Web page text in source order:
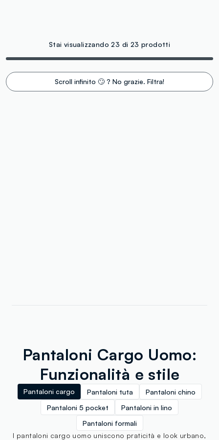
Stai visualizzando 23 di 23 prodotti
Scroll infinito 🙄 ? No grazie. Filtra!
Pantaloni Cargo Uomo:
Funzionalità e stile
Pantaloni cargo Pantaloni tuta
Pantaloni chino
Pantaloni 5 pocket
Pantaloni in lino
Pantaloni formali
I pantaloni cargo uomo uniscono praticità e look urbano,